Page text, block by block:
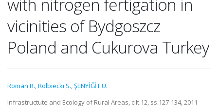
vicinities of Bydgoszcz
Poland and Cukurova Turkey
Roman R.,Rolbiecki S.,ŞENYİĞİT U.
Infrastructute and Ecology of Rural Areas, cilt.12, ss.127-134, 2011